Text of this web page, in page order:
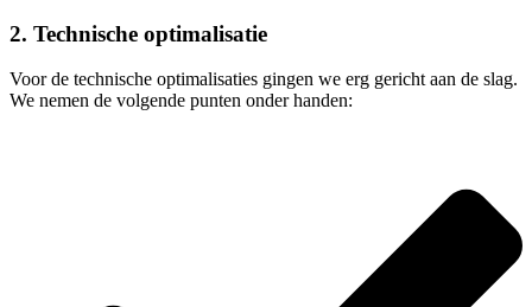
2. Technische optimalisatie
Voor de technische optimalisaties gingen we erg gericht aan de slag.
We nemen de volgende punten onder handen: